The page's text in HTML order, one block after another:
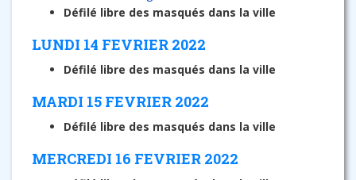
Défilé libre des masqués dans la ville
LUNDI 14 FEVRIER 2022
Défilé libre des masqués dans la ville
MARDI 15 FEVRIER 2022
Défilé libre des masqués dans la ville
MERCREDI 16 FEVRIER 2022